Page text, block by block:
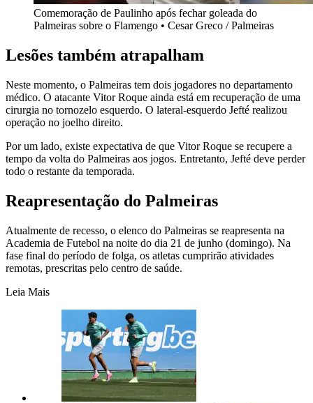
Comemoração de Paulinho após fechar goleada do
Palmeiras sobre o Flamengo • Cesar Greco / Palmeiras
Lesões também atrapalham
Neste momento, o Palmeiras tem dois jogadores no departamento
médico. O atacante Vitor Roque ainda está em recuperação de uma
cirurgia no tornozelo esquerdo. O lateral-esquerdo Jefté realizou
operação no joelho direito.
Por um lado, existe expectativa de que Vitor Roque se recupere a
tempo da volta do Palmeiras aos jogos. Entretanto, Jefté deve perder
todo o restante da temporada.
Reapresentação do Palmeiras
Atualmente de recesso, o elenco do Palmeiras se reapresenta na
Academia de Futebol na noite do dia 21 de junho (domingo). Na
fase final do período de folga, os atletas cumprirão atividades
remotas, prescritas pelo centro de saúde.
Leia Mais